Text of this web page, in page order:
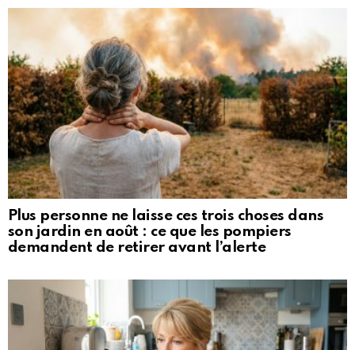
Plus personne ne laisse ces trois choses dans
son jardin en août : ce que les pompiers
demandent de retirer avant l’alerte